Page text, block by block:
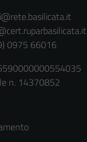
0975 66016
n. 14370852